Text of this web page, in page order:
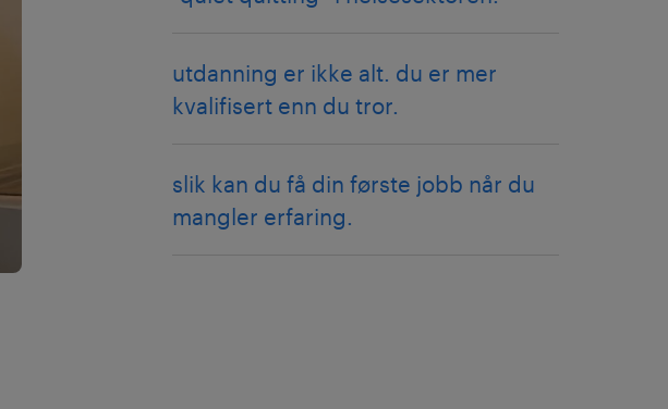
utdanning er ikke alt. du er mer
kvalifisert enn du tror.
slik kan du få din første jobb når du
mangler erfaring.